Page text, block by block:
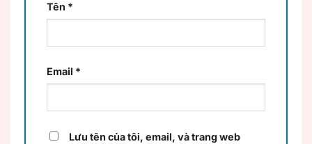
Tên *
Email *
Lưu tên của tôi, email, và trang web